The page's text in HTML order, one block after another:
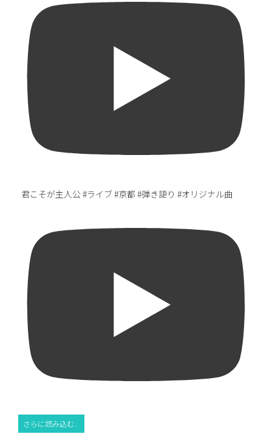
君こそが主人公 #ライブ #京都 #弾き語り #オリジナル曲
さらに読み込む...